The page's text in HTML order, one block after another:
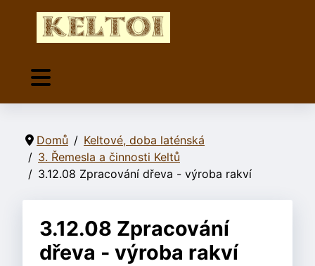
Domů
Keltové, doba laténská
3. Řemesla a činnosti Keltů
3.12.08 Zpracování dřeva - výroba rakví
3.12.08 Zpracování
dřeva - výroba rakví